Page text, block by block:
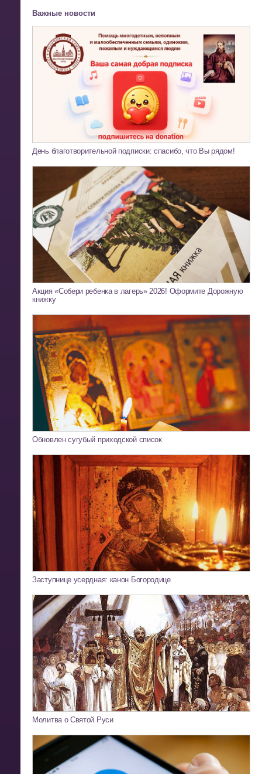
Важные новости
День благотворительной подписки: спасибо, что Вы рядом!
Акция «Собери ребенка в лагерь» 2026! Оформите Дорожную
книжку
Обновлен сугубый приходской список
Заступнице усердная: канон Богородице
Молитва о Святой Руси